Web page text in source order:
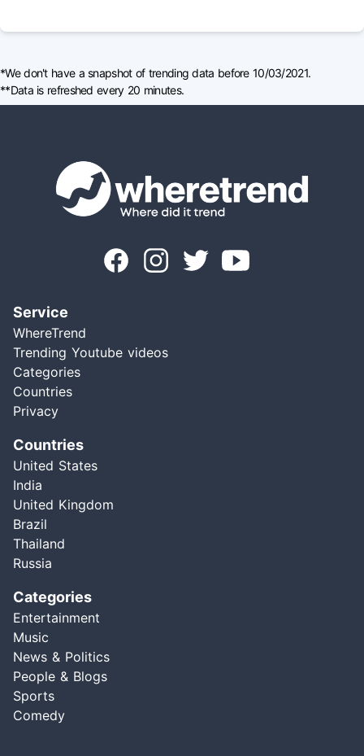
*We don't have a snapshot of trending data before 10/03/2021.
**Data is refreshed every 20 minutes.
Service
WhereTrend
Trending Youtube videos
Categories
Countries
Privacy
Countries
United States
India
United Kingdom
Brazil
Thailand
Russia
Categories
Entertainment
Music
News & Politics
People & Blogs
Sports
Comedy